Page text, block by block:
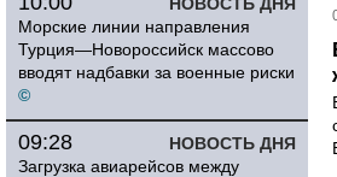
Морские линии направления
Турция—Новороссийск массово
вводят надбавки за военные риски
©
НОВОСТЬ ДНЯ
09:28
Загрузка авиарейсов между